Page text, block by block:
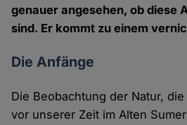
genauer angesehen, ob diese
sind. Er kommt zu einem
Die Anfänge
Die Beobachtung der Natur,
vor unserer Zeit im Alten